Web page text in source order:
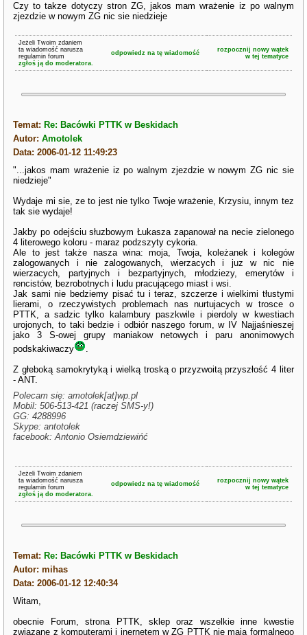
Czy to takze dotyczy stron ZG, jakos mam wrażenie iz po walnym
zjezdzie w nowym ZG nic sie niedzieje
Jeżeli Twoim zdaniem
ta wiadomość narusza
regulamin forum
zgłoś ją do moderatora.
odpowiedz na tę wiadomość
rozpocznij nowy wątek
w tej tematyce
Temat: Re: Bacówki PTTK w Beskidach
Autor:Amotolek
Data: 2006-01-12 11:49:23
"...jakos mam wrażenie iz po walnym zjezdzie w nowym ZG nic sie
niedzieje"
Wydaje mi sie, ze to jest nie tylko Twoje wrażenie, Krzysiu, innym tez
tak sie wydaje!
Jakby po odejściu słuzbowym Łukasza zapanował na necie zielonego
4 literowego koloru - maraz podzszyty cykoria.
Ale to jest także nasza wina: moja, Twoja, koleżanek i kolegów
zalogowanych i nie zalogowanych, wierzacych i juz w nic nie
wierzacych, partyjnych i bezpartyjnych, młodziezy, emerytów i
rencistów, bezrobotnych i ludu pracującego miast i wsi.
Jak sami nie bedziemy pisać tu i teraz, szczerze i wielkimi tłustymi
lierami, o rzeczywistych problemach nas nurtujacych w trosce o
PTTK, a sadzic tylko kalambury paszkwile i pierdoly w kwestiach
urojonych, to taki bedzie i odbiór naszego forum, w IV Najjaśnieszej
jako 3 S-owej grupy maniakow netowych i paru anonimowych
podskakiwaczy
.
Z głeboką samokrytyką i wielką troską o przyzwoitą przyszłość 4 liter
- ANT.
Polecam się: amotolek[at]wp.pl
Mobil: 506-513-421 (raczej SMS-y!)
GG: 4288996
Skype: antotolek
facebook: Antonio Osiemdziewińć
Jeżeli Twoim zdaniem
ta wiadomość narusza
regulamin forum
zgłoś ją do moderatora.
odpowiedz na tę wiadomość
rozpocznij nowy wątek
w tej tematyce
Temat: Re: Bacówki PTTK w Beskidach
Autor: mihas
Data: 2006-01-12 12:40:34
Witam,
obecnie Forum, strona PTTK, sklep oraz wszelkie inne kwestie
związane z komputerami i inernetem w ZG PTTK nie mają formalnego